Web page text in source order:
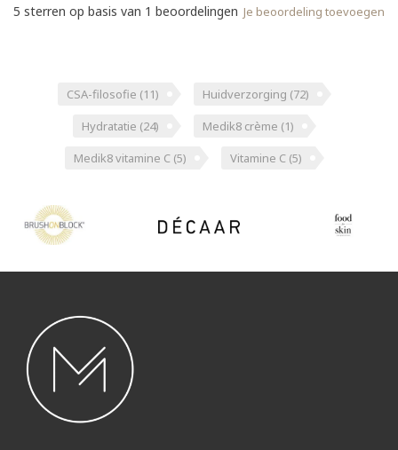
Je beoordeling toevoegen
5 sterren op basis van 1 beoordelingen
CSA-filosofie (11) Huidverzorging (72)
Hydratatie (24) Medik8 crème (1)
Medik8 vitamine C (5) Vitamine C (5)